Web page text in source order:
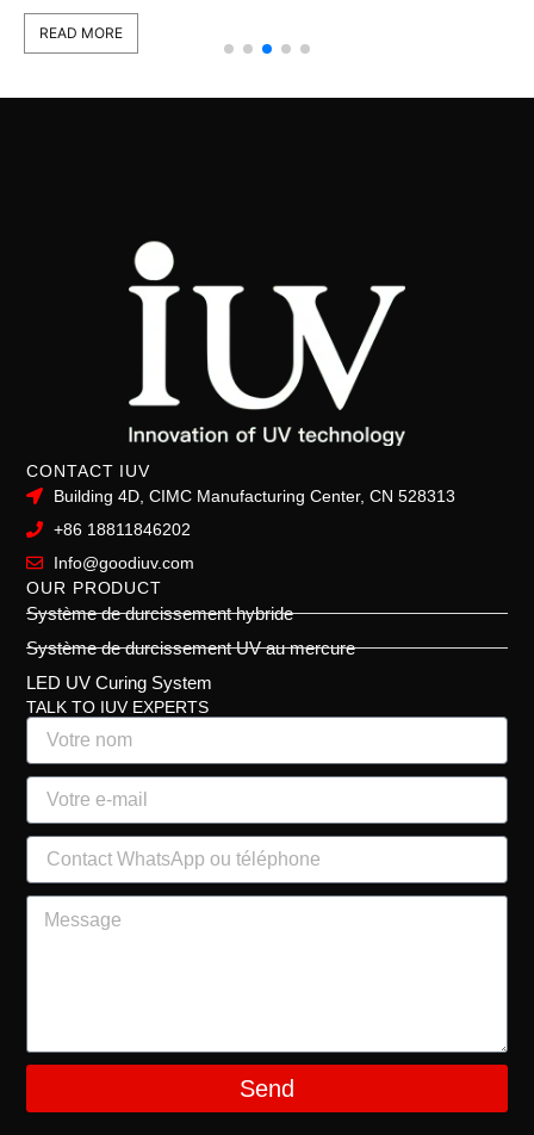
READ MORE
CONTACT IUV
Building 4D, CIMC Manufacturing Center, CN 528313
+86 18811846202
Info@goodiuv.com
OUR PRODUCT
Système de durcissement hybride
Système de durcissement UV au mercure
LED UV Curing System
TALK TO IUV EXPERTS
Send